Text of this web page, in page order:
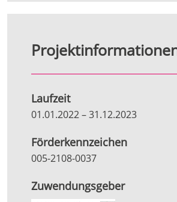
Laufzeit
01.01.2022–31.12.2023
Förderkennzeichen
005-2108-0037
Zuwendungsgeber